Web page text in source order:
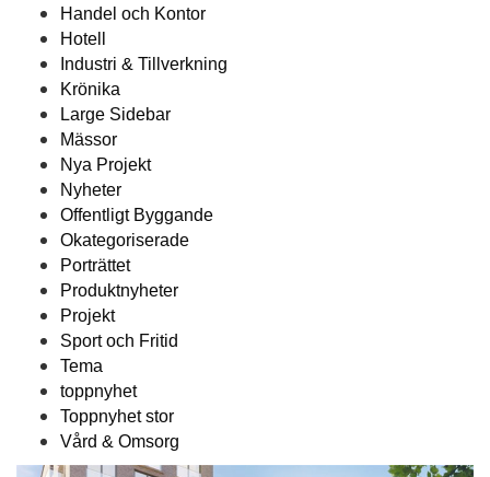
Handel och Kontor
Hotell
Industri & Tillverkning
Krönika
Large Sidebar
Mässor
Nya Projekt
Nyheter
Offentligt Byggande
Okategoriserade
Porträttet
Produktnyheter
Projekt
Sport och Fritid
Tema
toppnyhet
Toppnyhet stor
Vård & Omsorg